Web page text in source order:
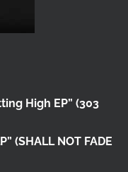
High EP” (303
(SHALL NOT FADE